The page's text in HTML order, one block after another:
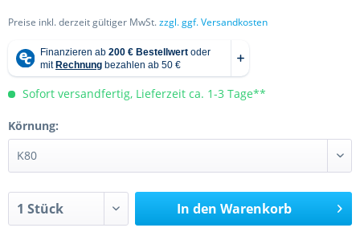
Preise inkl. derzeit gültiger MwSt.zzgl. ggf. Versandkosten
Sofort versandfertig, Lieferzeit ca. 1-3 Tage**
Körnung:
In den Warenkorb